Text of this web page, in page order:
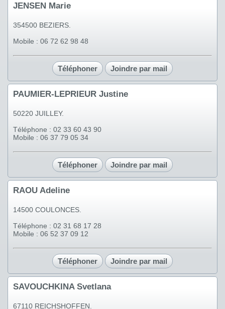
JENSEN Marie
354500 BEZIERS.
Mobile : 06 72 62 98 48
Téléphoner Joindre par mail
PAUMIER-LEPRIEUR Justine
50220 JUILLEY.
Téléphone : 02 33 60 43 90
Mobile : 06 37 79 05 34
Téléphoner Joindre par mail
RAOU Adeline
14500 COULONCES.
Téléphone : 02 31 68 17 28
Mobile : 06 52 37 09 12
Téléphoner Joindre par mail
SAVOUCHKINA Svetlana
67110 REICHSHOFFEN.